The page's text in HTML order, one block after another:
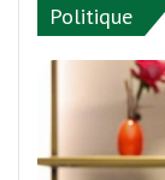
Politique